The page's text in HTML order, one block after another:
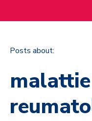
Posts about:
malattie